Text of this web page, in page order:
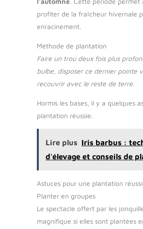
profiter de la fraîcheur hivernale
enracinement.
Méthode de plantation
Faire un trou deux fois plus
bulbe, disposer ce dernier pointe
recouvrir avec le reste de terre.
Hormis les bases, il y a quelques
plantation réussie.
Lire plus Iris barbus :
d'élevage et conseils de
Astuces pour une plantation
Planter en groupes
Le spectacle offert par les
magnifique si elles sont plantées